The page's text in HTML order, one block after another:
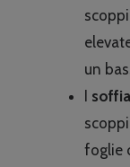
un
foglie